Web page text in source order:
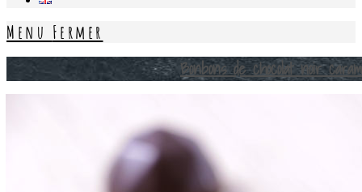
Menu Fermer
Bonbons de chocolat noir